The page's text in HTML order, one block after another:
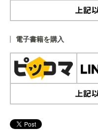
電子書籍を購入